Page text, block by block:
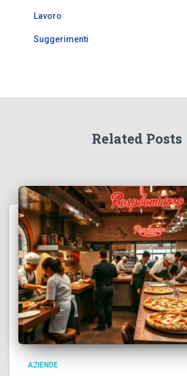
Lavoro
Suggerimenti
Related Posts
AZIENDE